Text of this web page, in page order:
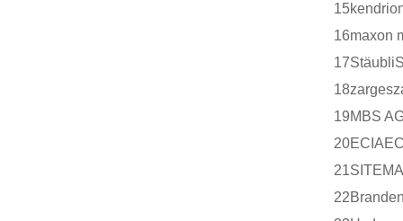
15
16maxon
17Stäubli
18zarges
19MBS
20ECIA
21
22